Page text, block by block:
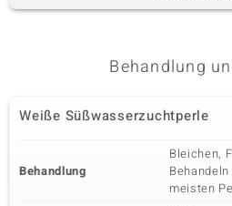
Behandlung
Weiße Süßwasserzuchtperle
Behandlung
Bleichen,
meisten